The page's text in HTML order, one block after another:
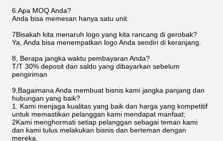
6.Apa MOQ Anda?
Anda bisa memesan hanya satu unit.
7Bisakah kita menaruh logo yang kita rancang di gerobak?
Ya, Anda bisa menempatkan logo Anda sendiri di keranjang.
8, Berapa jangka waktu pembayaran Anda?
T/T 30% deposit dan saldo yang dibayarkan sebelum
pengiriman
9,Bagaimana Anda membuat bisnis kami jangka panjang dan
hubungan yang baik?
1. Kami menjaga kualitas yang baik dan harga yang kompetitif
untuk memastikan pelanggan kami mendapat manfaat;
2Kami menghormati setiap pelanggan sebagai teman kami
dan kami tulus melakukan bisnis dan berteman dengan
mereka,